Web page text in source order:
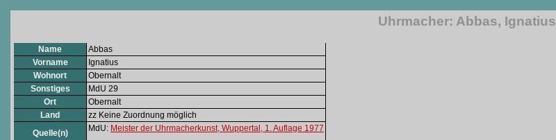
Uhrmacher: Abbas, Ignatius
Name
Abbas
Vorname
Ignatius
Wohnort
Obernalt
Sonstiges
MdU 29
Ort
Obernalt
Land
zz Keine Zuordnung möglich
Quelle(n)
MdU: Meister der Uhrmacherkunst, Wuppertal, 1. Auflage 1977